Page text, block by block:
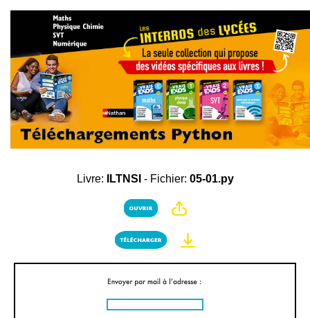
Livre: ILTNSI - Fichier: 05-01.py